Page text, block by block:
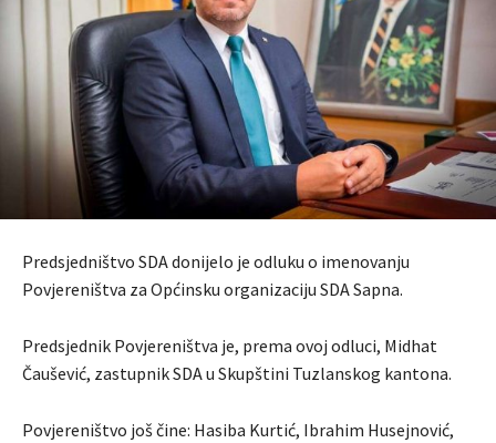
Predsjedništvo SDA donijelo je odluku o imenovanju
Povjereništva za Općinsku organizaciju SDA Sapna.
Predsjednik Povjereništva je, prema ovoj odluci, Midhat
Čaušević, zastupnik SDA u Skupštini Tuzlanskog kantona.
Povjereništvo još čine: Hasiba Kurtić, Ibrahim Husejnović,